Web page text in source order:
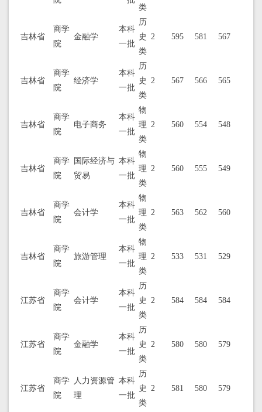
类
吉林省
商学
院
金融学
本科
一批
历
史
类
2 595 581 567
吉林省
商学
院
经济学
本科
一批
历
史
类
2 567 566 565
吉林省
商学
院
电子商务
本科
一批
物
理
类
2 560 554 548
吉林省
商学
院
国际经济与
贸易
本科
一批
物
理
类
2 560 555 549
吉林省
商学
院
会计学
本科
一批
物
理
类
2 563 562 560
吉林省
商学
院
旅游管理
本科
一批
物
理
类
2 533 531 529
江苏省
商学
院
会计学
本科
一批
历
史
类
2 584 584 584
江苏省
商学
院
金融学
本科
一批
历
史
类
2 580 580 579
江苏省
商学
院
人力资源管
理
本科
一批
历
史
类
2 581 580 579